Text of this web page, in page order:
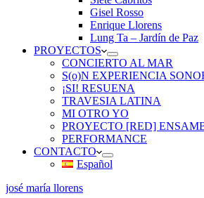
Gisel Rosso
Enrique Llorens
Lung Ta – Jardín de Paz
PROYECTOS
CONCIERTO AL MAR
S(o)N EXPERIENCIA
¡SI! RESUENA
TRAVESIA LATINA
MI OTRO YO
PROYECTO [RED]
PERFORMANCE
CONTACTO
Español
josé maría llorens